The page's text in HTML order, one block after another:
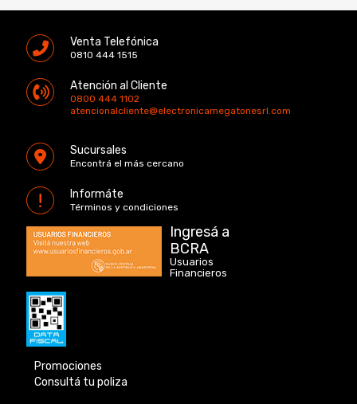
Venta Telefónica
0810 444 1515
Atención al Cliente
0800 444 1102
atencionalcliente@electronicamegatonesrl.com
Sucursales
Encontrá el más cercano
Informáte
Términos y condiciones
Ingresá a
BCRA
Usuarios
Financieros
Promociones
Consultá tu poliza